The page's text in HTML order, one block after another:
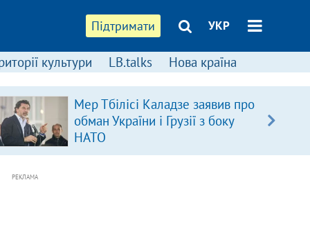
Підтримати УКР
культури LB.talks Нова країна
Мер Тбілісі Каладзе заявив про
обман України і Грузії з боку
НАТО
РЕКЛАМА